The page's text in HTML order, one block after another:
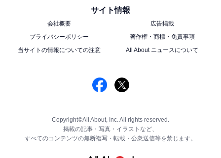
サイト情報
会社概要
広告掲載
プライバシーポリシー
著作権・商標・免責事項
当サイトの情報についての注意
All About ニュースについて
Copyright©All About, Inc. All rights reserved.
掲載の記事・写真・イラストなど、
すべてのコンテンツの無断複写・転載・公衆送信等を禁じます。